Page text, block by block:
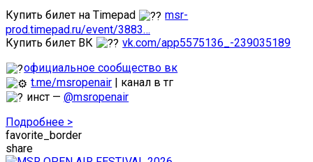
Купить билет на Timepad
msr-
prod.timepad.ru/event/3883…
Купить билет ВК
vk.com/app5575136_-239035189
официальное сообщество вк
t.me/msropenair | канал в тг
инст —@msropenair
Подробнее >
favorite_border
share